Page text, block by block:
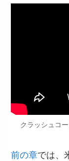
クラッシュコ
前の章では、